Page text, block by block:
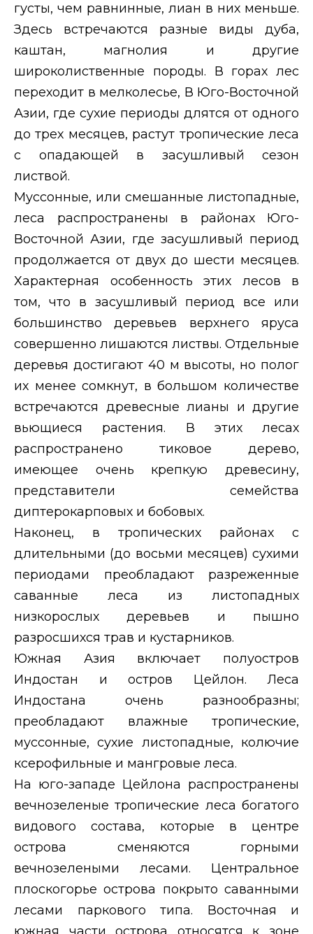
густы, чем равнинные, лиан в них меньше.
Здесь встречаются разные виды дуба,
каштан, магнолия и другие
широколиственные породы. В горах лес
переходит в мелколесье, В Юго-Восточной
Азии, где сухие периоды длятся от одного
до трех месяцев, растут тропические леса
с опадающей в засушливый сезон
листвой.
Муссонные, или смешанные листопадные,
леса распространены в районах Юго-
Восточной Азии, где засушливый период
продолжается от двух до шести месяцев.
Характерная особенность этих лесов в
том, что в засушливый период все или
большинство деревьев верхнего яруса
совершенно лишаются листвы. Отдельные
деревья достигают 40 м высоты, но полог
их менее сомкнут, в большом количестве
встречаются древесные лианы и другие
вьющиеся растения. В этих лесах
распространено тиковое дерево,
имеющее очень крепкую древесину,
представители семейства
диптерокарповых и бобовых.
Наконец, в тропических районах с
длительными (до восьми месяцев) сухими
периодами преобладают разреженные
саванные леса из листопадных
низкорослых деревьев и пышно
разросшихся трав и кустарников.
Южная Азия включает полуостров
Индостан и остров Цейлон. Леса
Индостана очень разнообразны;
преобладают влажные тропические,
муссонные, сухие листопадные, колючие
ксерофильные и мангровые леса.
На юго-западе Цейлона распространены
вечнозеленые тропические леса богатого
видового состава, которые в центре
острова сменяются горными
вечнозелеными лесами. Центральное
плоскогорье острова покрыто саванными
лесами паркового типа. Восточная и